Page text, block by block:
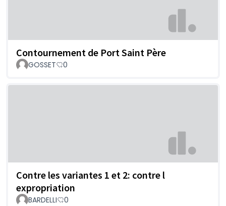
Contournement de Port Saint Père
GOSSET 0
Contre les variantes 1 et 2: contre l
expropriation
BARDELLI 0